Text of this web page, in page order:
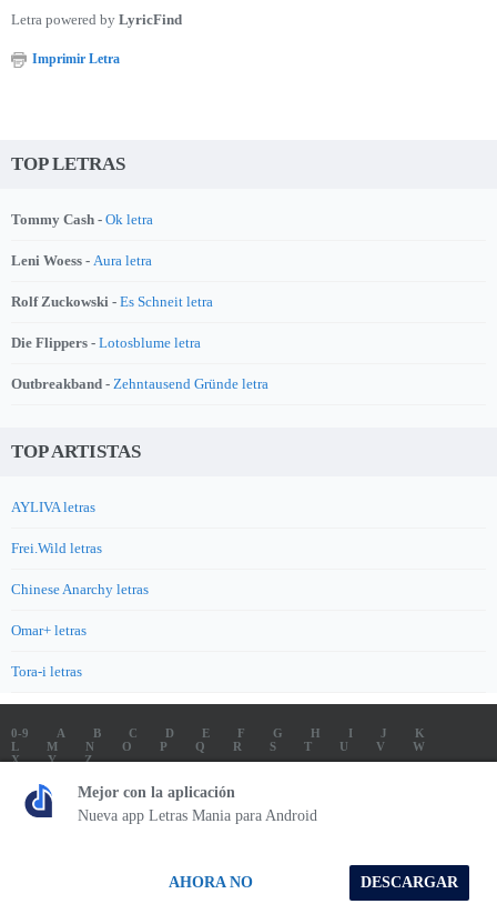
Letra powered by LyricFind
Imprimir Letra
TOP LETRAS
Tommy Cash - Ok letra
Leni Woess - Aura letra
Rolf Zuckowski - Es Schneit letra
Die Flippers - Lotosblume letra
Outbreakband - Zehntausend Gründe letra
TOP ARTISTAS
AYLIVA letras
Frei.Wild letras
Chinese Anarchy letras
Omar+ letras
Tora-i letras
0-9 A B C D E F G H I J
K
L
M N O P Q R S T V
W
X
Y
Z
LETRAS
SOUNDTRACK LETRAS
TOP 100 LETRAS
ENVIA LETRAS
Letrasmania.com - Copyright © 2026 - All Rights Reserved
Mejor con la aplicación
Nueva app Letras Mania para Android
DESCARGAR
AHORA NO